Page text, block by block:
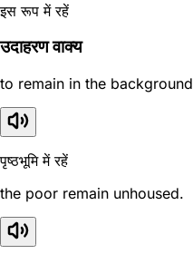
इस रूप में रहें
उदाहरण वाक्य
to remain in the background
पृष्ठभूमि में रहें
the poor remain unhoused.